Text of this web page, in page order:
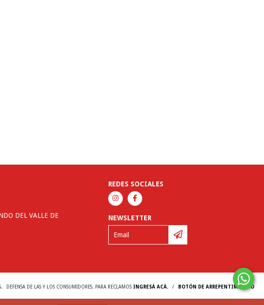
DEL VALLE DE
REDES SOCIALES
NEWSLETTER
DEFENSA DE LAS Y LOS CONSUMIDORES. PARA RECLAMOS INGRESÁ ACÁ. / BOTÓN DE ARREPENTIMIENTO